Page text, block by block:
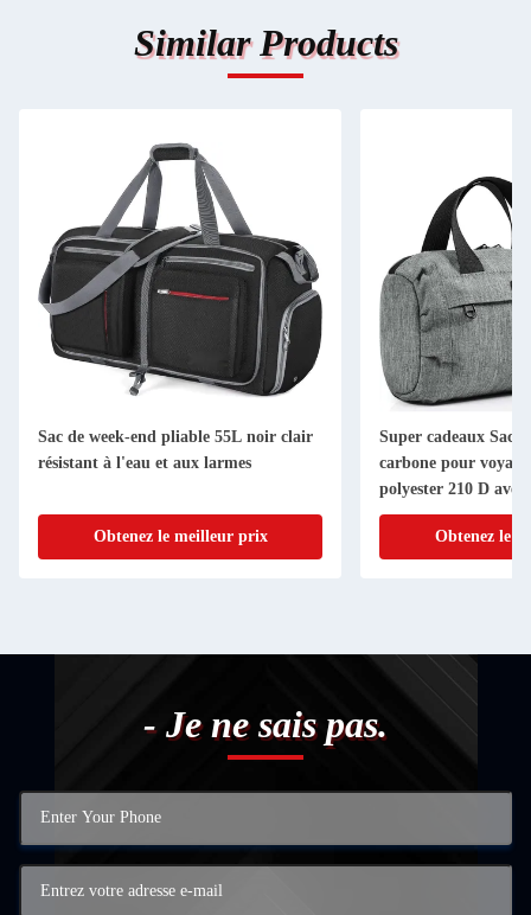
Similar Products
Sac de week-end pliable 55L noir clair
résistant à l'eau et aux larmes
Obtenez le meilleur prix
Super cadeaux Sac
carbone pour
polyester 210 D
combiné
Obtenez le
- Je ne sais pas.